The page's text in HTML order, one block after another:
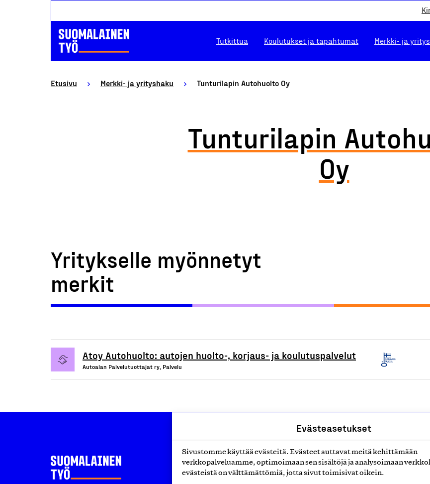
Evästeasetukset
Sivustomme käyttää evästeitä. Evästeet auttavat meitä kehittämään
verkkopalveluamme, optimoimaan sen sisältöjä ja analysoimaan
evästeistä on välttämättömiä, jotta sivut toimisivat oikein.
Tutkittua Koulutukset ja tapahtumat Merkki- ja
Etusivu Merkki- ja yrityshaku Tunturilapin Autohuolto Oy
Tunturilapin
Oy
Yritykselle myönnetyt
merkit
Atoy Autohuolto: autojen huolto-, korjaus- ja koulutuspalvelut
Autoalan Palvelutuottajat ry, Palvelu
Suomalainen työ ry